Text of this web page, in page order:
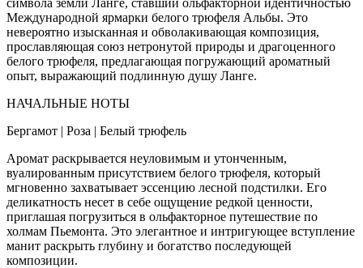
Международной ярмарки белого трюфеля Альбы. Это
невероятно изысканная и обволакивающая композиция,
прославляющая союз нетронутой природы и драгоценного
белого трюфеля, предлагающая погружающий ароматный
опыт, выражающий подлинную душу Ланге.
НАЧАЛЬНЫЕ НОТЫ
Бергамот | Роза | Белый трюфель
Аромат раскрывается неуловимым и утонченным,
вуалированным присутствием белого трюфеля, который
мгновенно захватывает эссенцию лесной подстилки. Его
деликатность несет в себе ощущение редкой ценности,
приглашая погрузиться в ольфакторное путешествие по
холмам Пьемонта. Это элегантное и интригующее вступление
манит раскрыть глубину и богатство последующей
композиции.